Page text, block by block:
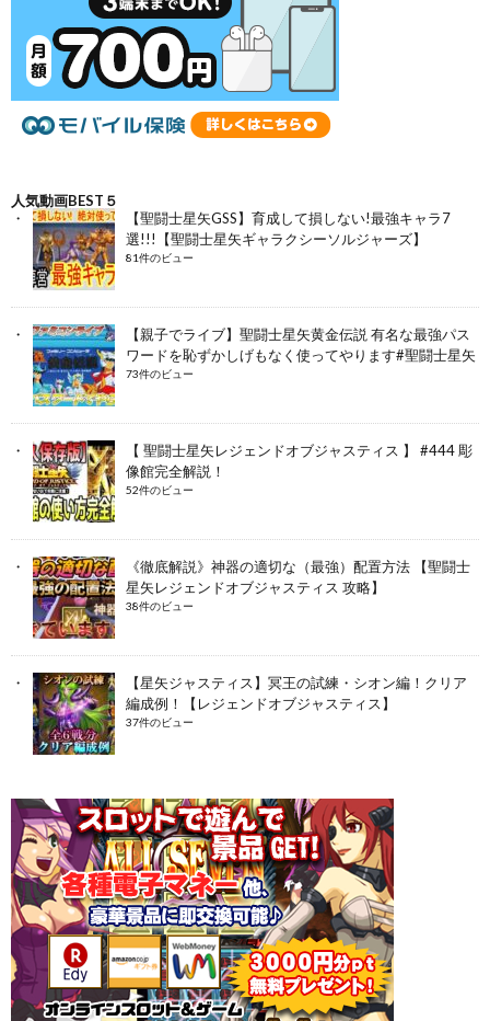
人気動画BEST５
【聖闘士星矢GSS】育成して損しない!最強キャラ7
選!!!【聖闘士星矢ギャラクシーソルジャーズ】
81件のビュー
【親子でライブ】聖闘士星矢黄金伝説 有名な最強パス
ワードを恥ずかしげもなく使ってやります#聖闘士星矢
73件のビュー
【 聖闘士星矢レジェンドオブジャスティス 】 #444 彫
像館完全解説！
52件のビュー
《徹底解説》神器の適切な（最強）配置方法 【聖闘士
星矢レジェンドオブジャスティス 攻略】
38件のビュー
【星矢ジャスティス】冥王の試練・シオン編！クリア
編成例！【レジェンドオブジャスティス】
37件のビュー